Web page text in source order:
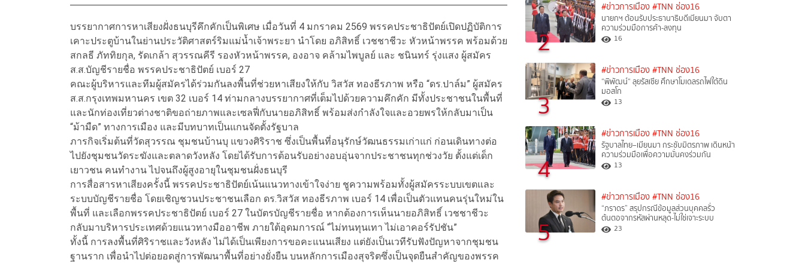
บรรยากาศการหาเสียงฝั่งธนบุรีคึกคักเป็นพิเศษ เมื่อวันที่ 4 มกราคม 2569 พรรคประชาธิปัตย์เปิดปฏิบัติการ
เคาะประตูบ้านในย่านประวัติศาสตร์ริมแม่น้ำเจ้าพระยา นำโดย อภิสิทธิ์ เวชชาชีวะ หัวหน้าพรรค พร้อมด้วย
สกลธี ภัททิยกุล, รัดเกล้า สุวรรณคีรี รองหัวหน้าพรรค, องอาจ คล้ามไพบูลย์ และ ชนินทร์ รุ่งแสง ผู้สมัคร
ส.ส.บัญชีรายชื่อ พรรคประชาธิปัตย์ เบอร์ 27
คณะผู้บริหารและทีมผู้สมัครได้ร่วมกันลงพื้นที่ช่วยหาเสียงให้กับ วิสวัส ทองธีรภาพ หรือ “ดร.ปาล์ม” ผู้สมัคร
ส.ส.กรุงเทพมหานคร เขต 32 เบอร์ 14 ท่ามกลางบรรยากาศที่เต็มไปด้วยความคึกคัก มีทั้งประชาชนในพื้นที่
และนักท่องเที่ยวต่างชาติขอถ่ายภาพและเซลฟี่กับนายอภิสิทธิ์ พร้อมส่งกำลังใจและอวยพรให้กลับมาเป็น
“ม้ามืด” ทางการเมือง และมีบทบาทเป็นแกนจัดตั้งรัฐบาล
ภารกิจเริ่มต้นที่วัดสุวรรณ ชุมชนบ้านบุ แขวงศิริราช ซึ่งเป็นพื้นที่อนุรักษ์วัฒนธรรมเก่าแก่ ก่อนเดินทางต่อ
ไปยังชุมชนวัดระฆังและตลาดวังหลัง โดยได้รับการต้อนรับอย่างอบอุ่นจากประชาชนทุกช่วงวัย ตั้งแต่เด็ก
เยาวชน คนทำงาน ไปจนถึงผู้สูงอายุในชุมชนฝั่งธนบุรี
การสื่อสารหาเสียงครั้งนี้ พรรคประชาธิปัตย์เน้นแนวทางเข้าใจง่าย ชูความพร้อมทั้งผู้สมัครระบบเขตและ
ระบบบัญชีรายชื่อ โดยเชิญชวนประชาชนเลือก ดร.วิสวัส ทองธีรภาพ เบอร์ 14 เพื่อเป็นตัวแทนคนรุ่นใหม่ใน
พื้นที่ และเลือกพรรคประชาธิปัตย์ เบอร์ 27 ในบัตรบัญชีรายชื่อ หากต้องการเห็นนายอภิสิทธิ์ เวชชาชีวะ
กลับมาบริหารประเทศด้วยแนวทางมืออาชีพ ภายใต้อุดมการณ์ “ไม่ทนทุนเทา ไม่เอาคอร์รัปชัน”
ทั้งนี้ การลงพื้นที่ศิริราชและวังหลัง ไม่ได้เป็นเพียงการขอคะแนนเสียง แต่ยังเป็นเวทีรับฟังปัญหาจากชุมชน
ฐานราก เพื่อนำไปต่อยอดสู่การพัฒนาพื้นที่อย่างยั่งยืน บนหลักการเมืองสุจริตซึ่งเป็นจุดยืนสำคัญของพรรค
2
#ข่าวการเมือง #TNN ช่อง16
นายกฯ ต้อนรับประธานาธิบดีเมียนมา จับตา
ความร่วมมือการค้า-ลงทุน
16
3
#ข่าวการเมือง #TNN ช่อง16
“พิพัฒน์“ ลุยรัสเซีย ศึกษาโมเดลรถไฟใต้ดิน
มอสโก
13
4
#ข่าวการเมือง #TNN ช่อง16
รัฐบาลไทย–เมียนมา กระชับมิตรภาพ เดินหน้า
ความร่วมมือเพื่อความมั่นคงร่วมกัน
13
5
#ข่าวการเมือง #TNN ช่อง16
“ภราดร” สรุปกรณีข้อมูลส่วนบุคคลรั่ว
ต้นตอจากรหัสผ่านหลุด-ไม่ใช่เจาะระบบ
23